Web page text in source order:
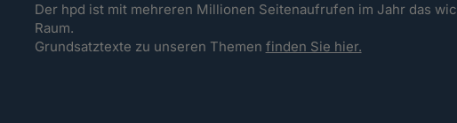
Der hpd ist mit mehreren Millionen Seitenaufrufen im Jahr das
Raum.
Grundsatztexte zu unseren Themen finden Sie hier.